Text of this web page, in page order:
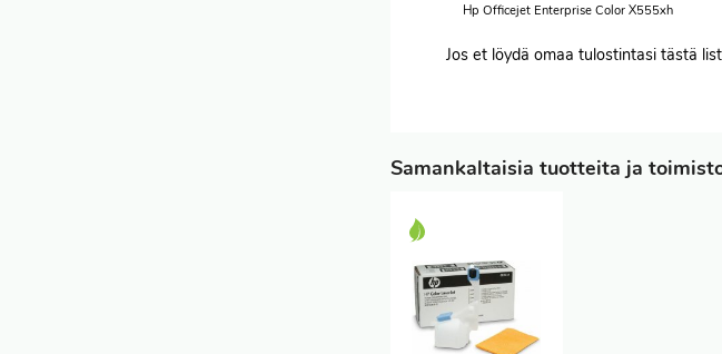
Hp Officejet Enterprise Color X555xh
Jos et löydä omaa tulostintasi tästä
Samankaltaisia tuotteita ja